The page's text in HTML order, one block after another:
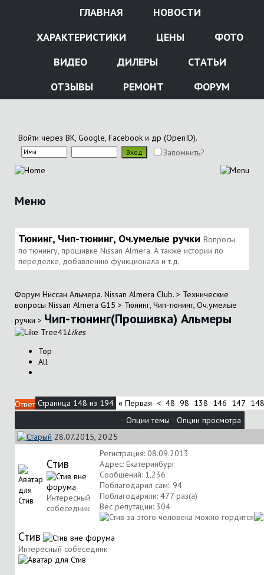
ГЛАВНАЯ
НОВОСТИ
ХАРАКТЕРИСТИКИ
ЦЕНЫ
ФОТО
ВИДЕО
ДИЛЕРЫ
СТАТЬИ
ОТЗЫВЫ
РЕМОНТ ФОРУМ
Войти через ВК, Google, Facebook и др (OpenID).
Запомнить?
Меню
Тюнинг, Чип-тюнинг, Оч.умелые ручки Вопросы
по тюнингу, прошивке Nissan Almera. А также истории по
переделке, добавлению функционала и т.д.
Форум Ниссан Альмера. Nissan Almera Club. > Технические
вопросы Nissan Almera G15 > Тюнинг, Чип-тюнинг, Оч.умелые
ручки > Чип-тюнинг(Прошивка) Альмеры
41Likes
Top
All
Ответ Страница 148 из 194 « Первая < 48 98 138 146 147 148
Опции темы
Опции просмотра
28.07.2015, 20:25
Стив
Интересный
собеседник
Регистрация: 08.09.2013
Адрес: Екатеринбург
Сообщений: 1,236
Поблагодарил сам:: 94
Поблагодарили: 477 раз(а)
Вес репутации: 304
Стив
Интересный собеседник